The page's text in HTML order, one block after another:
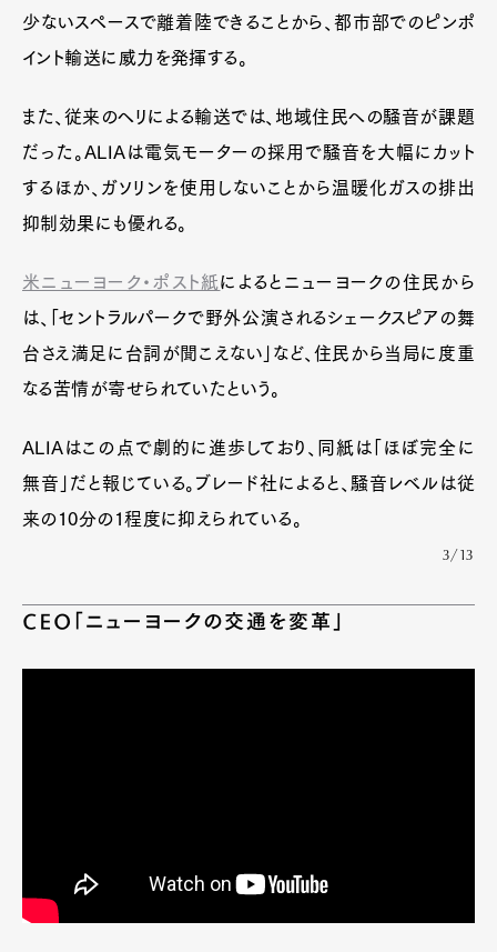
少ないスペースで離着陸できることから、都市部でのピンポ
イント輸送に威力を発揮する。
また、従来のヘリによる輸送では、地域住民への騒音が課題
だった。ALIAは電気モーターの採用で騒音を大幅にカット
するほか、ガソリンを使用しないことから温暖化ガスの排出
抑制効果にも優れる。
米ニューヨーク・ポスト紙によるとニューヨークの住民から
は、「セントラルパークで野外公演されるシェークスピアの舞
台さえ満足に台詞が聞こえない」など、住民から当局に度重
なる苦情が寄せられていたという。
ALIAはこの点で劇的に進歩しており、同紙は「ほぼ完全に
無音」だと報じている。ブレード社によると、騒音レベルは従
来の10分の1程度に抑えられている。
3/13
CEO「ニューヨークの交通を変革」